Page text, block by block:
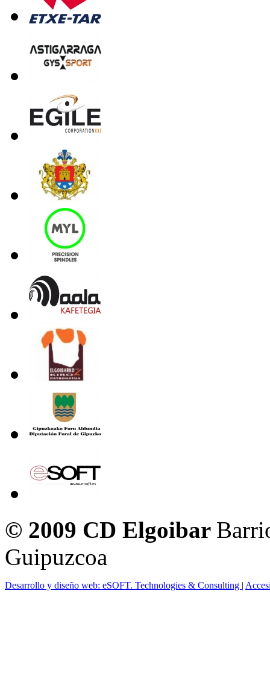
© 2009 CD Elgoibar
Guipuzcoa
Desarrollo y diseño web: eSOFT. Technologies & Consulting |